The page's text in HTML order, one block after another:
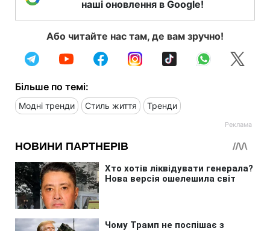
наші оновлення в Google!
Або читайте нас там, де вам зручно!
Більше по темі:
Модні тренди Стиль життя Тренди